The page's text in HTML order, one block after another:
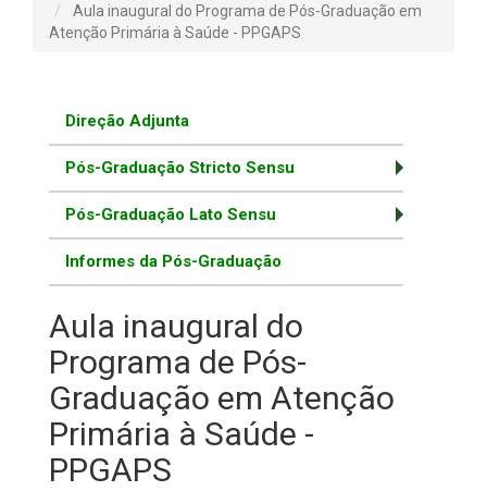
Aula inaugural do Programa de Pós-Graduação em
Atenção Primária à Saúde - PPGAPS
Direção Adjunta
Pós-Graduação Stricto Sensu
Pós-Graduação Lato Sensu
Informes da Pós-Graduação
Aula inaugural do
Programa de Pós-
Graduação em Atenção
Primária à Saúde -
PPGAPS